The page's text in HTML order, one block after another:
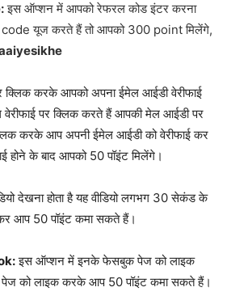
इस ऑप्शन में आपको रेफरल कोड इंटर करना
code यूज करते हैं तो आपको 300 point मिलेंगे,
क्लिक करके आपको अपना ईमेल आईडी वेरीफाई
पर क्लिक करते हैं आपकी मेल आईडी पर
करके आप अपनी ईमेल आईडी को वेरीफाई कर
होने के बाद आपको 50 पॉइंट मिलेंगे।
देखना होता है यह वीडियो लगभग 30 सेकंड के
आप 50 पॉइंट कमा सकते हैं।
इस ऑप्शन में इनके फेसबुक पेज को लाइक
को लाइक करके आप 50 पॉइंट कमा सकते हैं।